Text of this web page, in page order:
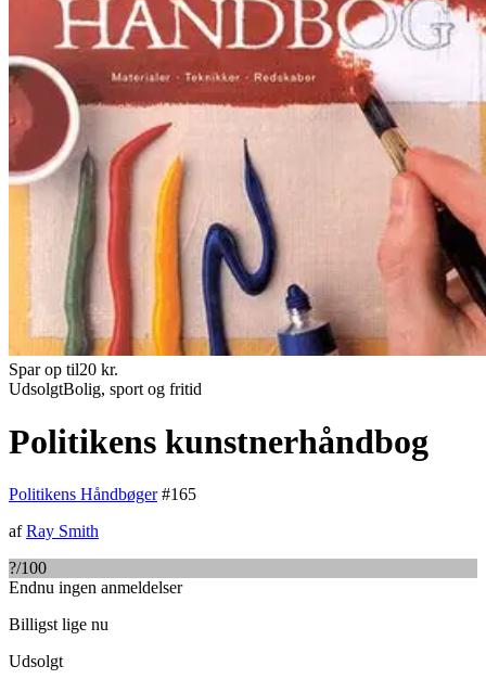
Spar op til20 kr.
UdsolgtBolig, sport og fritid
Politikens kunstnerhåndbog
Politikens Håndbøger #165
afRay Smith
?/100
Endnu ingen anmeldelser
Billigst lige nu
Udsolgt